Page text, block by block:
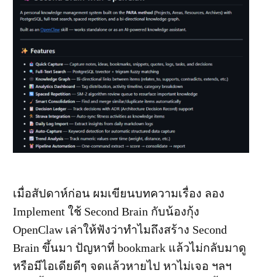
เมื่อสัปดาห์ก่อน ผมเขียนบทความเรื่อง ลอง
Implement ใช้ Second Brain กับน้องกุ้ง
OpenClaw เล่าให้ฟังว่าทำไมถึงสร้าง Second
Brain ขึ้นมา ปัญหาที่ bookmark แล้วไม่กลับมาดู
หรือมีไอเดียดีๆ จดแล้วหายไป หาไม่เจอ ฯลฯ